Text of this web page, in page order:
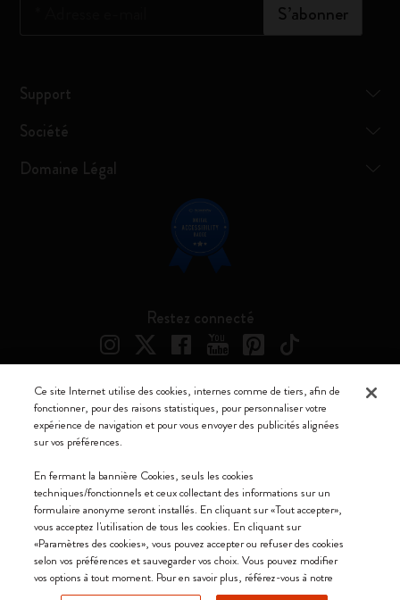
S’abonner
Support
Société
Domaine Légal
Restez connecté
Nous acceptons
Moleskine ® est une marque enregistrée de Moleskine Srl a socio unico
Moleskine srl a socio unico - Via Bergognone, 34 – 20144 Milano -
Soc. €2.181.513,42
Ce site Internet utilise des cookies, internes comme de tiers, afin de
fonctionner, pour des raisons statistiques, pour personnaliser votre
expérience de navigation et pour vous envoyer des publicités alignées
sur vos préférences.
En fermant la bannière Cookies, seuls les cookies
techniques/fonctionnels et ceux collectant des informations sur un
formulaire anonyme seront installés. En cliquant sur «Tout accepter»,
vous acceptez l'utilisation de tous les cookies. En cliquant sur
«Paramètres des cookies», vous pouvez accepter ou refuser des cookies
selon vos préférences et sauvegarder vos choix. Vous pouvez modifier
vos options à tout moment. Pour en savoir plus, référez-vous à notre